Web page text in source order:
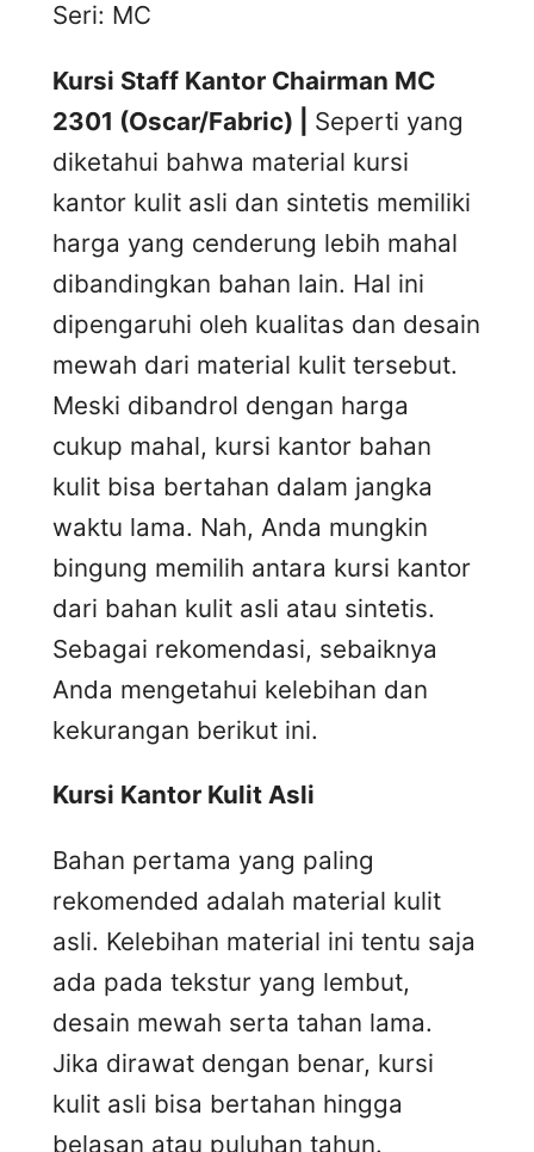
Seri: MC
Kursi Staff Kantor Chairman MC
2301 (Oscar/Fabric) | Seperti yang
diketahui bahwa material kursi
kantor kulit asli dan sintetis memiliki
harga yang cenderung lebih mahal
dibandingkan bahan lain. Hal ini
dipengaruhi oleh kualitas dan desain
mewah dari material kulit tersebut.
Meski dibandrol dengan harga
cukup mahal, kursi kantor bahan
kulit bisa bertahan dalam jangka
waktu lama. Nah, Anda mungkin
bingung memilih antara kursi kantor
dari bahan kulit asli atau sintetis.
Sebagai rekomendasi, sebaiknya
Anda mengetahui kelebihan dan
kekurangan berikut ini.
Kursi Kantor Kulit Asli
Bahan pertama yang paling
rekomended adalah material kulit
asli. Kelebihan material ini tentu saja
ada pada tekstur yang lembut,
desain mewah serta tahan lama.
Jika dirawat dengan benar, kursi
kulit asli bisa bertahan hingga
belasan atau puluhan tahun.